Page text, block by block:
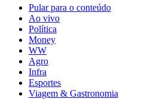
Pular para o conteúdo
Ao vivo
Política
Money
WW
Agro
Infra
Esportes
Viagem & Gastronomia